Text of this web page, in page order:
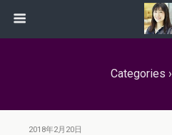
Categories ›
2018年2月20日